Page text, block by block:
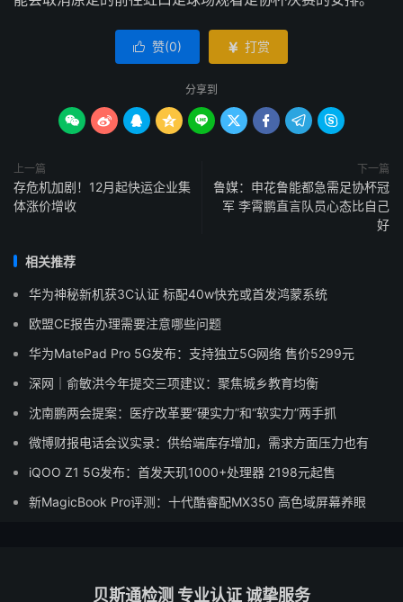
 赞(0)  打赏
分享到
        
上一篇
存危机加剧！12月起快运企业集
体涨价增收
下一篇
鲁媒：申花鲁能都急需足协杯冠
军 李霄鹏直言队员心态比自己
好
相关推荐
华为神秘新机获3C认证 标配40w快充或首发鸿蒙系统
欧盟CE报告办理需要注意哪些问题
华为MatePad Pro 5G发布：支持独立5G网络 售价5299元
深网｜俞敏洪今年提交三项建议：聚焦城乡教育均衡
沈南鹏两会提案：医疗改革要“硬实力”和“软实力”两手抓
微博财报电话会议实录：供给端库存增加，需求方面压力也有
iQOO Z1 5G发布：首发天玑1000+处理器 2198元起售
新MagicBook Pro评测：十代酷睿配MX350 高色域屏幕养眼
贝斯通检测 专业认证 诚挚服务